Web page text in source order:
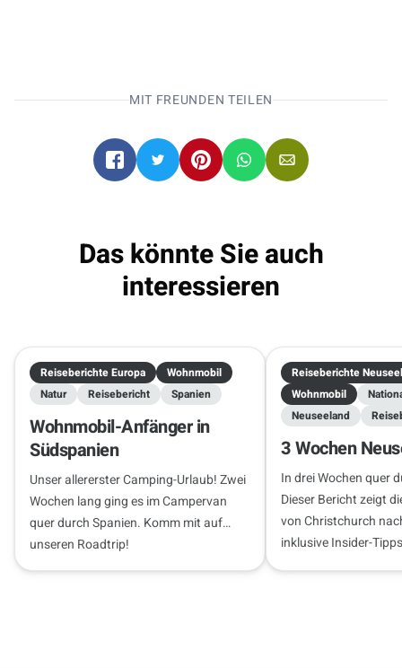
Wohnmobile direkt online buchen
Kapstadt .
Kapstadt
MIT FREUNDEN TEILEN
Das könnte Sie auch
interessieren
Reiseberichte Europa
Wohnmobil
Natur
Reisebericht Spanien
Wohnmobil-Anfänger in
Südspanien
Unser allererster Camping-Urlaub! Zwei
Wochen lang ging es im Campervan
quer durch Spanien. Komm mit auf
unseren Roadtrip!
Reiseberichte
Wohnmobil
Neuseeland
3 Wochen
In drei Wochen quer
Dieser Bericht zeigt
von Christchurch
inklusive Insider-